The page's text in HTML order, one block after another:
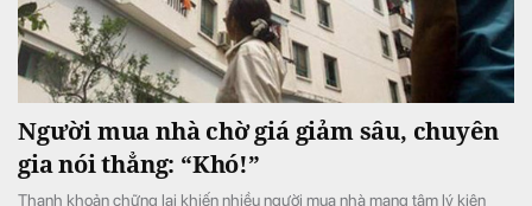
Người mua nhà chờ giá giảm sâu, chuyên
gia nói thẳng: “Khó!”
Thanh khoản chững lại khiến nhiều người mua nhà mang tâm lý kiên